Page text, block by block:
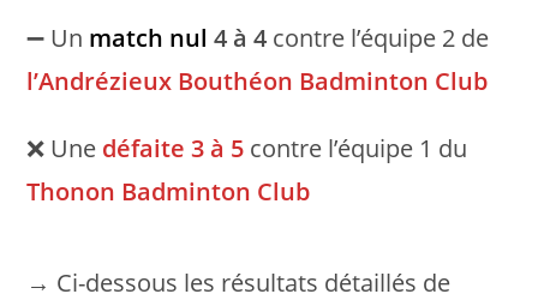
➖ Un match nul 4 à 4 contre l’équipe 2 de
l’Andrézieux Bouthéon Badminton Club
❌ Une défaite 3 à 5 contre l’équipe 1 du
Thonon Badminton Club
→ Ci-dessous les résultats détaillés de